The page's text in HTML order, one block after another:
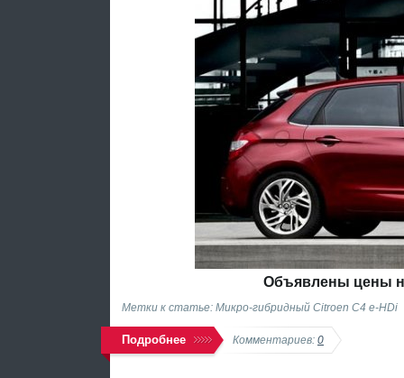
Объявлены цены
Метки к статье: Микро-гибридный Citroen C4 е-HDi
Подробнее Комментариев: 0